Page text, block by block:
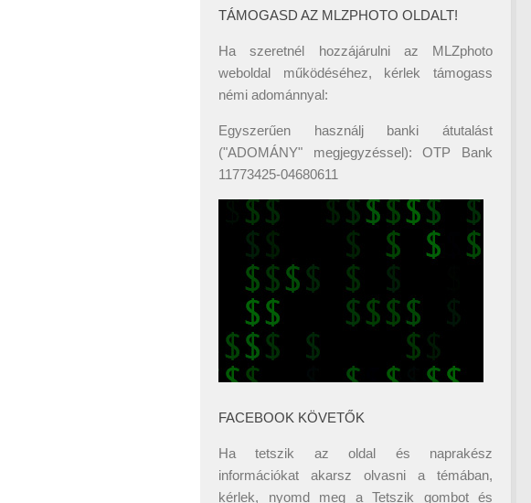
TÁMOGASD AZ MLZPHOTO OLDALT!
Ha szeretnél hozzájárulni az MLZphoto
weboldal működéséhez, kérlek támogass
némi adománnyal:
Egyszerűen használj banki átutalást
("ADOMÁNY" megjegyzéssel): OTP Bank
11773425-04680611
FACEBOOK KÖVETŐK
Ha tetszik az oldal és naprakész
információkat akarsz olvasni a témában,
kérlek, nyomd meg a Tetszik gombot és